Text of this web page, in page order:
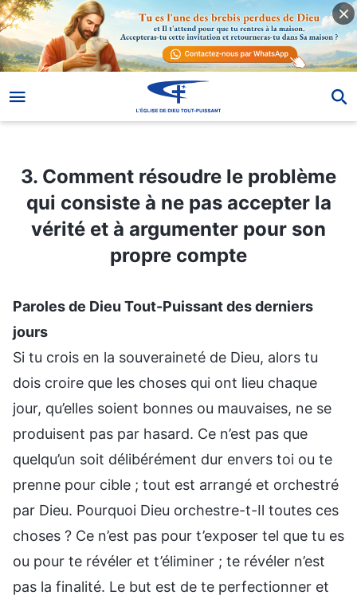
3. Comment résoudre le problème
qui consiste à ne pas accepter la
vérité et à argumenter pour son
propre compte
Paroles de Dieu Tout-Puissant des derniers
jours
Si tu crois en la souveraineté de Dieu, alors tu
dois croire que les choses qui ont lieu chaque
jour, qu’elles soient bonnes ou mauvaises, ne se
produisent pas par hasard. Ce n’est pas que
quelqu’un soit délibérément dur envers toi ou te
prenne pour cible ; tout est arrangé et orchestré
par Dieu. Pourquoi Dieu orchestre-t-Il toutes ces
choses ? Ce n’est pas pour t’exposer tel que tu es
ou pour te révéler et t’éliminer ; te révéler n’est
pas la finalité. Le but est de te perfectionner et